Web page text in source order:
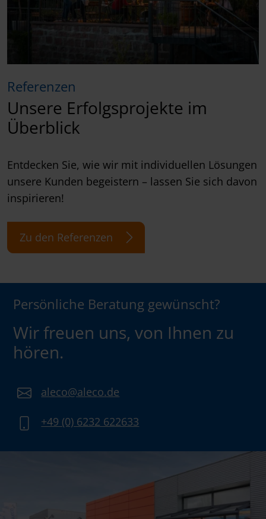
Referenzen
Unsere Erfolgsprojekte im
Überblick
Entdecken Sie, wie wir mit individuellen Lösungen
unsere Kunden begeistern – lassen Sie sich davon
inspirieren!
Zu den Referenzen
Persönliche Beratung gewünscht?
Wir freuen uns, von Ihnen zu
hören.
aleco@aleco.de
+49 (0) 6232 622633